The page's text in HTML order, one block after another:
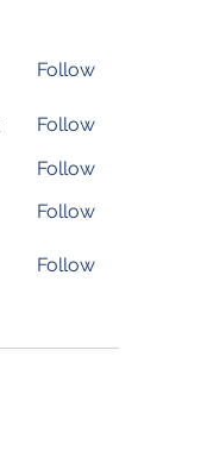
Follow
Follow
Follow
Follow
Follow